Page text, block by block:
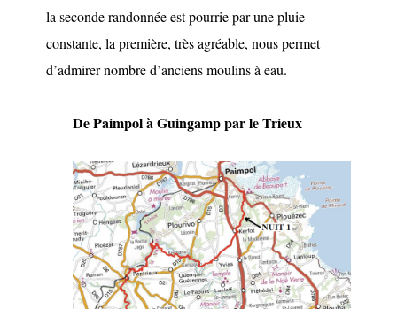
la seconde randonnée est pourrie par une pluie
constante, la première, très agréable, nous permet
d’admirer nombre d’anciens moulins à eau.
De Paimpol à Guingamp par le Trieux